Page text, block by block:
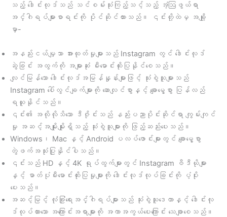
သည့် ဒေါင်းလုဒ်သည် သင်စမ်းသုံးကြည့်သင့်သည့် အံ့ဩဖွယ်ရာ
အင်္ဂါရပ်များစာရင်းကို ပိုင်ဆိုင်ထားသည်။ ၎င်းတို့ထဲမှ အချို့
မှာ-
အနည်းငယ်မျှသာ အားထုတ်မှုများသည် Instagram တွင် ဒေါင်းလုဒ်
ဆွဲခြင်း အထွက်ကို အများဆုံး မီးမောင်းထိုးပြနိုင်စေသည်။
လျင်မြန်သော ဒေါင်းလုဒ်အမြန်နှုန်းများဖြင့် သုံးစွဲသူများသည်
Instagram ပေါ်လွင်ချက်များကို ဆောလျင်စွာနှင့် ချောမွေ့စွာ ပြန်လည်
ရယူနိုင်သည်။
၎င်း၏ အလိုလိုသိသော ဒီဇိုင်းသည် နည်းပညာပိုင်းဆိုင်ရာ ကျွမ်းကျင်
မှု အဆင့်အမျိုးမျိုးရှိသည့် သုံးစွဲသူများကို ဖြည့်ဆည်းပေးသည်။
Windows၊ Mac နှင့် Android ပလပ်ဖောင်းများတွင် ချောမွေ့စွာ
တွဲဖက်အသုံးပြုနိုင်ပါသည်။
၎င်းသည် HD နှင့် 4K ရုပ်ထွက်များတွင် Instagram ဗီဒီယိုများ
နှင့် ဓာတ်ပုံမီးမောင်းထိုးပြမှုများကို ဒေါင်းလုဒ်လုပ်ခြင်းကို ပံ့ပိုး
ပေးသည်။
အဆင့်မြင့် လုံခြုံရေးအင်္ဂါရပ်များသည် သုံးစွဲသူဒေတာနှင့် ဒေါင်းလု
ဒ်လုပ်ထားသော အကြောင်းအရာများကို အကာအကွယ်ပေးကြောင်း သေချာစေသည်။